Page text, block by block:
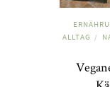
ALLTAG
/